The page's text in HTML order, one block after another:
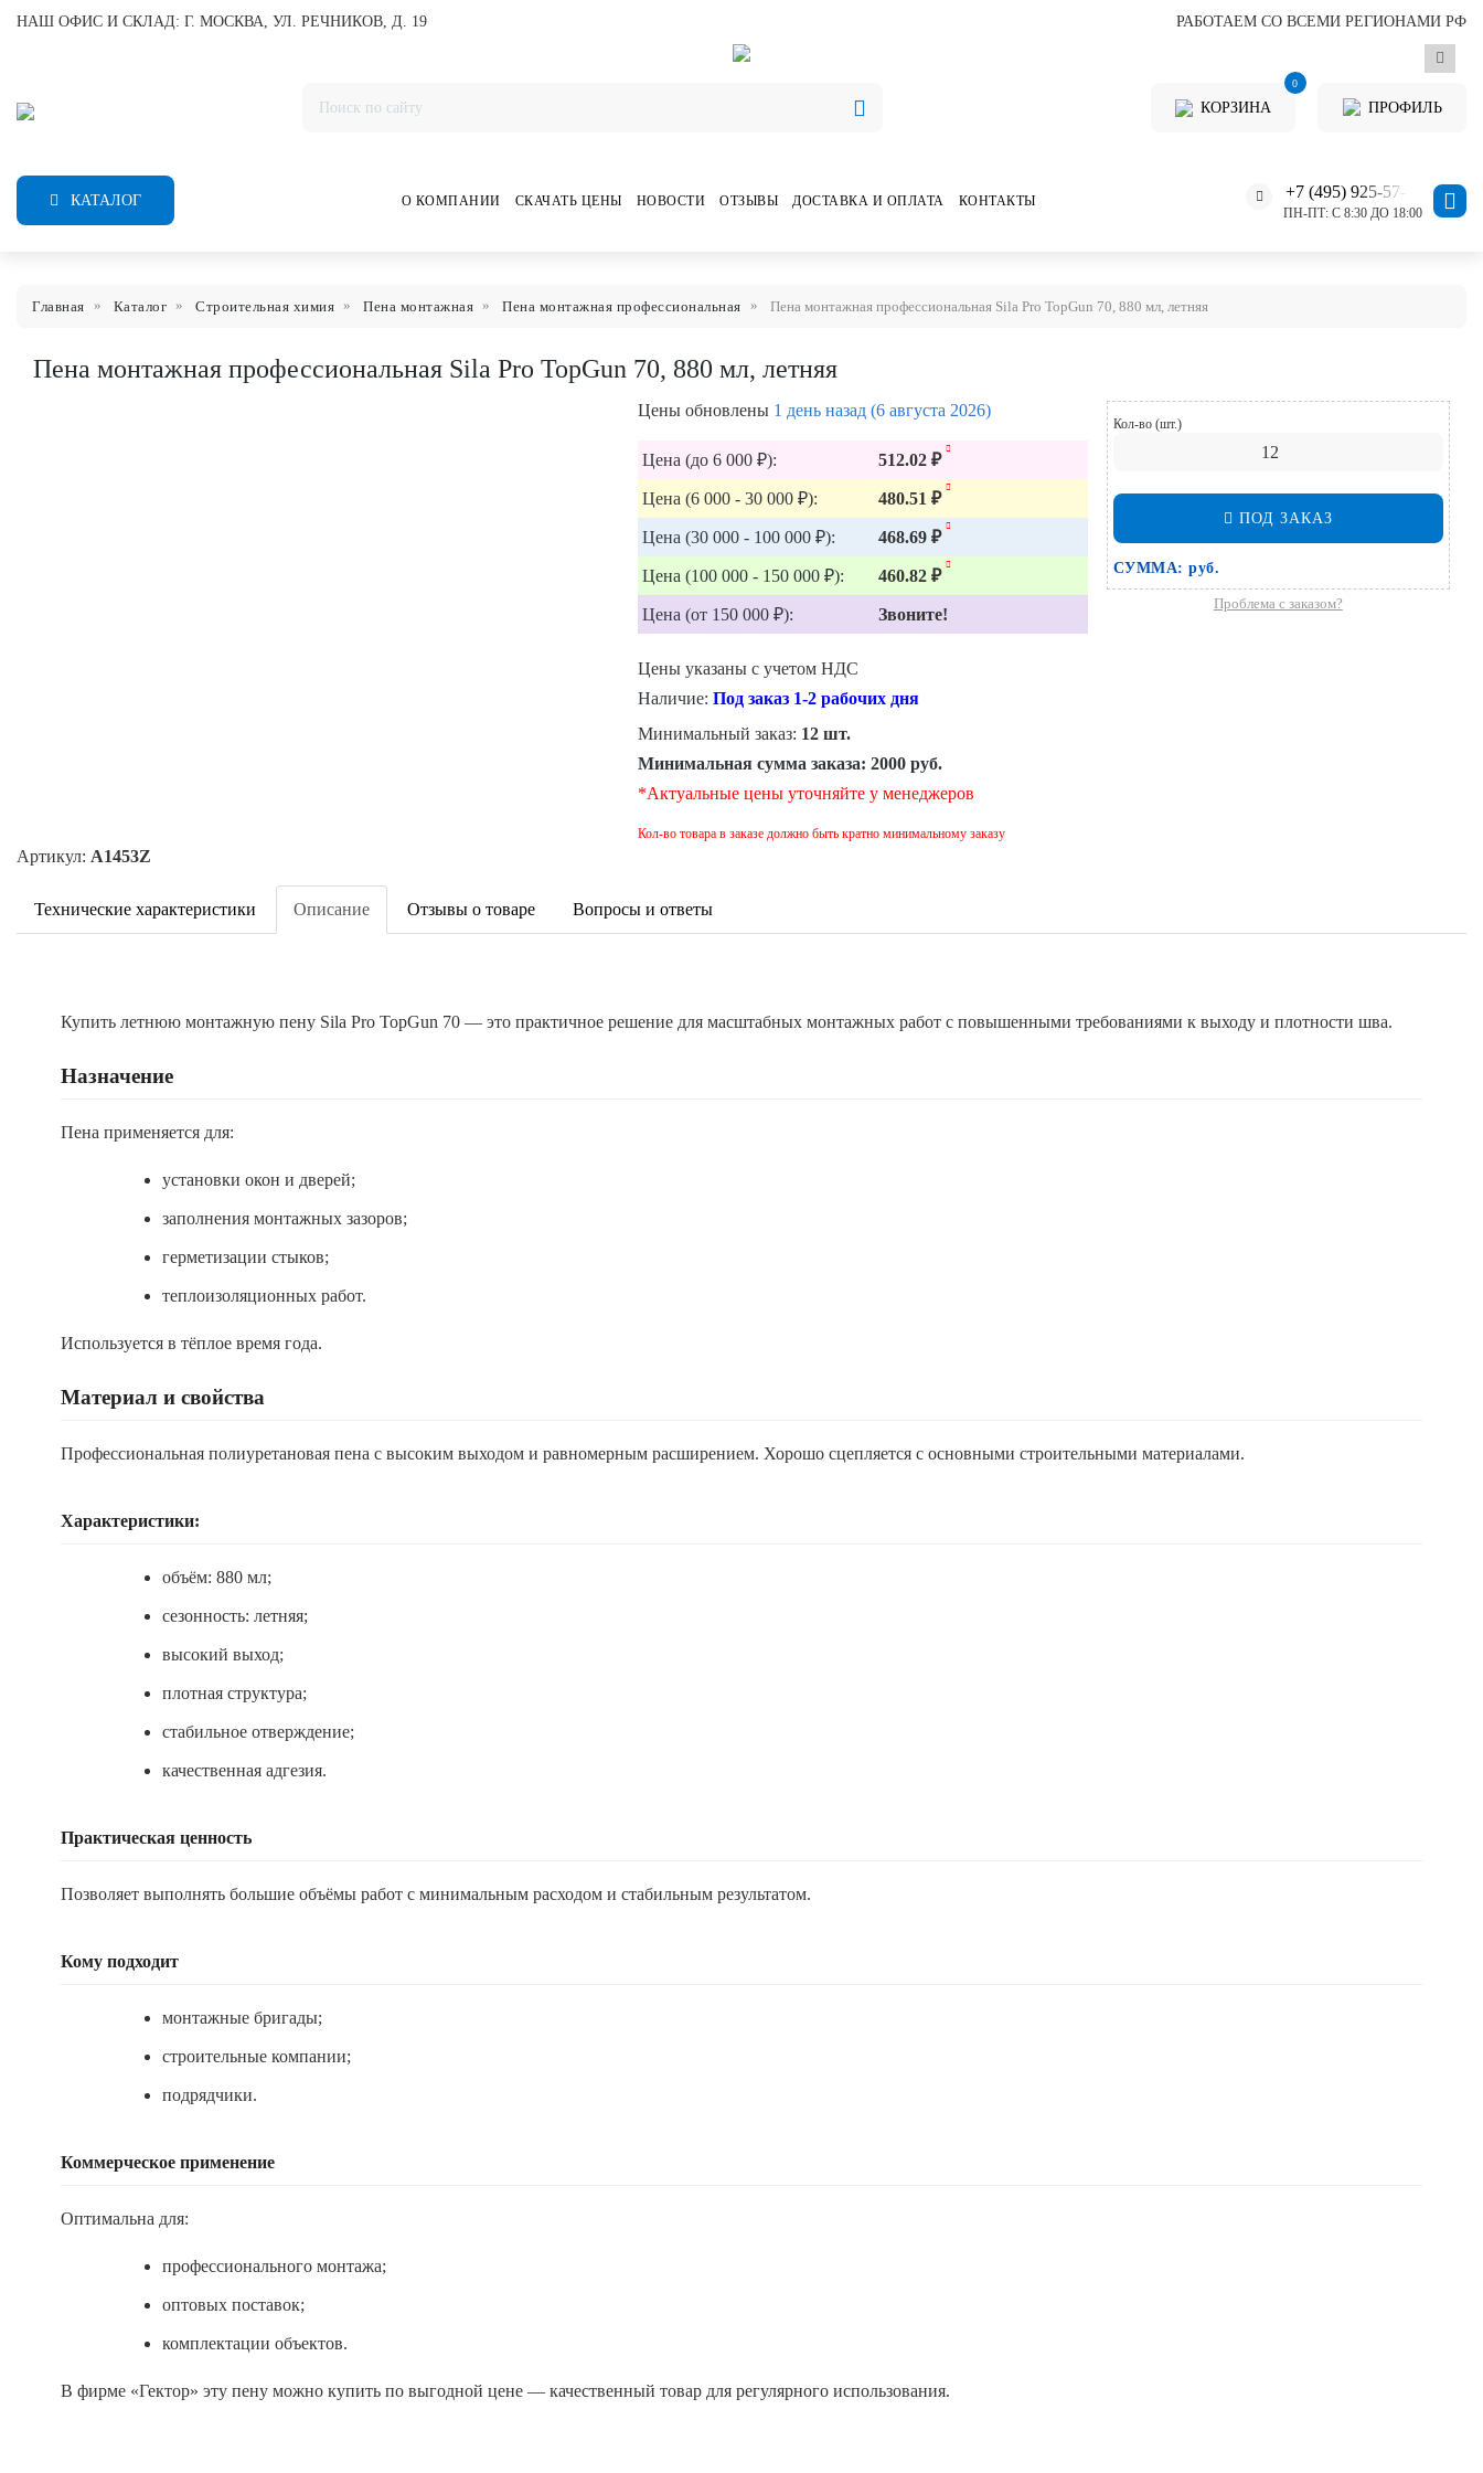
НАШ ОФИС И СКЛАД: Г. МОСКВА, УЛ. РЕЧНИКОВ, Д. 19 РАБОТАЕМ СО ВСЕМИ РЕГИОНАМИ РФ
КОРЗИНА
0
ПРОФИЛЬ
КАТАЛОГ О КОМПАНИИ СКАЧАТЬ ЦЕНЫ НОВОСТИ ОТЗЫВЫ ДОСТАВКА И ОПЛАТА КОНТАКТЫ +7 (495) 925-57-11
ПН-ПТ: С 8:30 ДО 18:00
Главная Каталог Строительная химия Пена монтажная Пена монтажная профессиональная Пена монтажная профессиональная Sila Pro TopGun 70, 880 мл, летняя
Пена монтажная профессиональная Sila Pro TopGun 70, 880 мл, летняя
Цены обновлены 1 день назад (6 августа 2026)
Цена (до 6 000 ₽): 512.02 ₽
Цена (6 000 - 30 000 ₽): 480.51 ₽
Цена (30 000 - 100 000 ₽): 468.69 ₽
Цена (100 000 - 150 000 ₽): 460.82 ₽
Цена (от 150 000 ₽): Звоните!
Цены указаны с учетом НДС
Наличие: Под заказ 1-2 рабочих дня
Минимальный заказ: 12 шт.
Минимальная сумма заказа: 2000 руб.
*Актуальные цены уточняйте у менеджеров
Кол-во товара в заказе должно быть кратно минимальному заказу
Кол-во (шт.)
ПОД ЗАКАЗ
СУММА: руб.
Проблема с заказом?
Артикул: A1453Z
Технические характеристики Описание Отзывы о товаре Вопросы и ответы
Купить летнюю монтажную пену Sila Pro TopGun 70 — это практичное решение для масштабных монтажных работ с повышенными требованиями к выходу и плотности шва.
Назначение
Пена применяется для:
установки окон и дверей;
заполнения монтажных зазоров;
герметизации стыков;
теплоизоляционных работ.
Используется в тёплое время года.
Материал и свойства
Профессиональная полиуретановая пена с высоким выходом и равномерным расширением. Хорошо сцепляется с основными строительными материалами.
Характеристики:
объём: 880 мл;
сезонность: летняя;
высокий выход;
плотная структура;
стабильное отверждение;
качественная адгезия.
Практическая ценность
Позволяет выполнять большие объёмы работ с минимальным расходом и стабильным результатом.
Кому подходит
монтажные бригады;
строительные компании;
подрядчики.
Коммерческое применение
Оптимальна для:
профессионального монтажа;
оптовых поставок;
комплектации объектов.
В фирме «Гектор» эту пену можно купить по выгодной цене — качественный товар для регулярного использования.